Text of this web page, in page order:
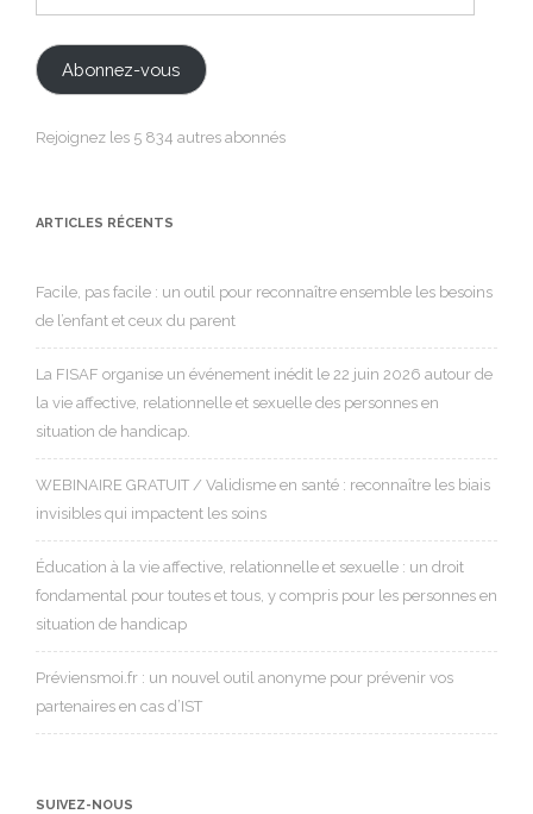
e-
Abonnez-vous
Rejoignez les 5 834 autres abonnés
ARTICLES RÉCENTS
Facile, pas facile : un outil pour reconnaître ensemble les besoins
de l’enfant et ceux du parent
La FISAF organise un événement inédit le 22 juin 2026 autour de
la vie affective, relationnelle et sexuelle des personnes en
situation de handicap.
WEBINAIRE GRATUIT / Validisme en santé : reconnaître les biais
invisibles qui impactent les soins
Éducation à la vie affective, relationnelle et sexuelle : un droit
fondamental pour toutes et tous, y compris pour les personnes en
situation de handicap
Préviensmoi.fr : un nouvel outil anonyme pour prévenir vos
partenaires en cas d’IST
SUIVEZ-NOUS